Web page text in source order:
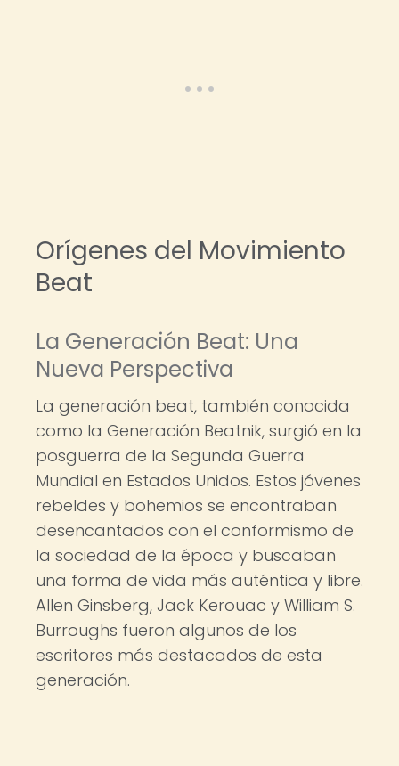
Orígenes del Movimiento
Beat
La Generación Beat: Una
Nueva Perspectiva
La generación beat, también conocida
como la Generación Beatnik, surgió en la
posguerra de la Segunda Guerra
Mundial en Estados Unidos. Estos jóvenes
rebeldes y bohemios se encontraban
desencantados con el conformismo de
la sociedad de la época y buscaban
una forma de vida más auténtica y libre.
Allen Ginsberg, Jack Kerouac y William S.
Burroughs fueron algunos de los
escritores más destacados de esta
generación.